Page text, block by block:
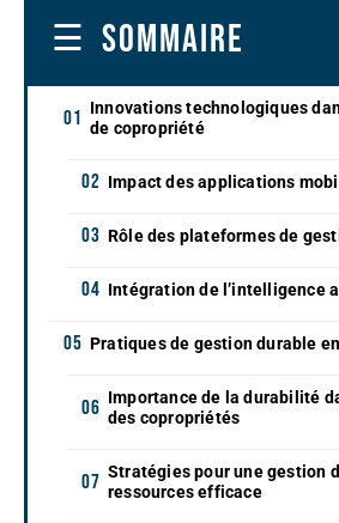
SOMMAIRE
Innovations technologiques
de copropriété
Impact des applications
Rôle des plateformes de
Intégration de l’intelligence
Pratiques de gestion durable
Importance de la durabilité
des copropriétés
Stratégies pour une gestion
ressources efficace